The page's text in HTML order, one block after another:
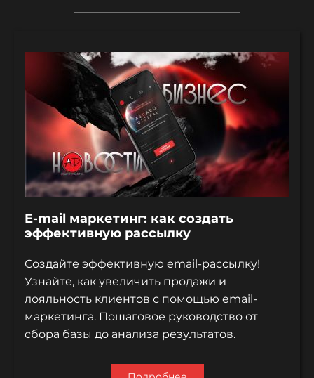
E-mail маркетинг: как создать
эффективную рассылку
Создайте эффективную email-рассылку!
Узнайте, как увеличить продажи и
лояльность клиентов с помощью email-
маркетинга. Пошаговое руководство от
сбора базы до анализа результатов.